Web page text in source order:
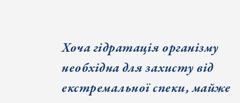
Хоча гідратація організму
необхідна для захисту від
екстремальної спеки, майже